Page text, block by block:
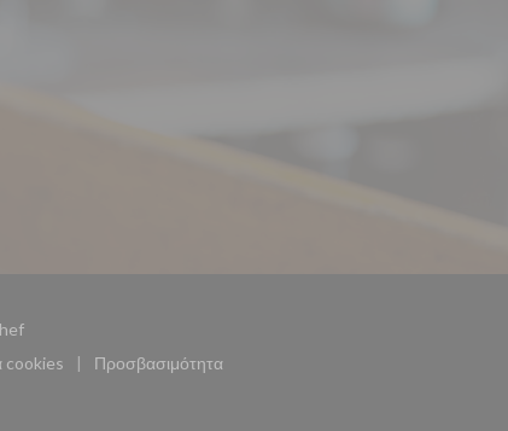
((ανοίγει σε νέο παράθυρο))
cookies
((ανοίγει σε νέο παράθυρο))
Προσβασιμότητα
((ανοίγει σε νέο παράθυρο))